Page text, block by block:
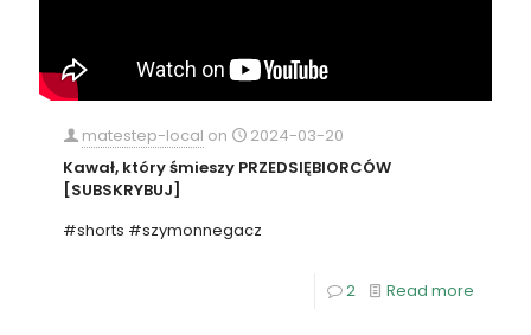
matestep-local on
2024-03-20
Kawał, który śmieszy PRZEDSIĘBIORCÓW
[SUBSKRYBUJ]
#shorts #szymonnegacz
2 Read more